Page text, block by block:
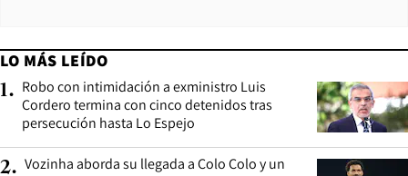
LO MÁS LEÍDO
1. Robo con intimidación a exministro Luis
Cordero termina con cinco detenidos tras
persecución hasta Lo Espejo
2. Vozinha aborda su llegada a Colo Colo y un